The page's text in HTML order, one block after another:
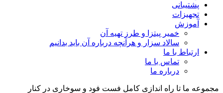
پشتیبانی
تجهیزات
آموزش
خمیر پیتزا و طرز تهیه آن
سالاد سزار و هرآنچه درباره آن باید بدانیم
ارتباط با ما
تماس با ما
درباره ما
مجموعه ما تا راه اندازی کامل فست فود و سوخاری در کنار